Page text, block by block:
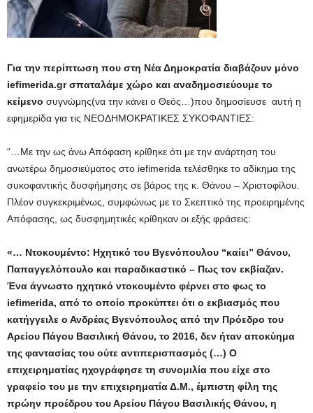
Για την περίπτωση που στη Νέα Δημοκρατία διαβάζουν μόνο
iefimerida.gr σπαταλάμε χώρο και αναδημοσιεύουμε το
κείμενο συγνώμης(να την κάνει ο Θεός…)που δημοσίευσε αυτή η
εφημερίδα για τις ΝΕΟΔΗΜΟΚΡΑΤΙΚΕΣ ΣΥΚΟΦΑΝΤΙΕΣ:
“…Με την ως άνω Απόφαση κρίθηκε ότι με την ανάρτηση του
ανωτέρω δημοσιεύματος στο iefimerida τελέσθηκε το αδίκημα της
συκοφαντικής δυσφήμησης σε βάρος της κ. Θάνου – Χριστοφίλου.
Πλέον συγκεκριμένως, συμφώνως με το Σκεπτικό της προειρημένης
Απόφασης, ως δυσφημητικές κρίθηκαν οι εξής φράσεις:
«… Ντοκουμέντο: Ηχητικό του Βγενόπουλου “καίει” Θάνου,
Παπαγγελόπουλο και παραδικαστικό – Πως τον εκβίαζαν.
Ένα άγνωστο ηχητικό ντοκουμέντο φέρνει στο φως το
iefimerida, από το οποίο προκύπτει ότι ο εκβιασμός που
κατήγγειλε ο Ανδρέας Βγενόπουλος από την Πρόεδρο του
Αρείου Πάγου Βασιλική Θάνου, το 2016, δεν ήταν αποκύημα
της φαντασίας του ούτε αντιπερισπασμός (…) Ο
επιχειρηματίας ηχογράφησε τη συνομιλία που είχε στο
γραφείο του με την επιχειρηματία Δ.Μ., έμπιστη φίλη της
πρώην προέδρου του Αρείου Πάγου Βασιλικής Θάνου, η